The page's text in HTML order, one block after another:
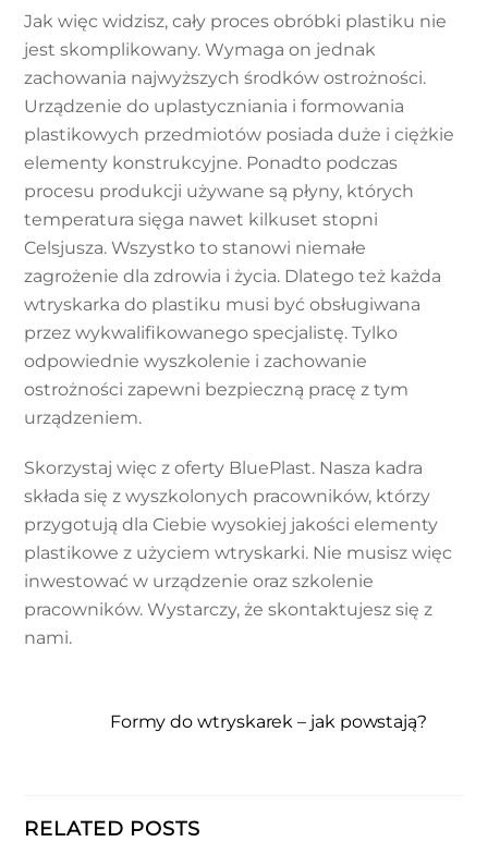
Jak więc widzisz, cały proces obróbki plastiku nie
jest skomplikowany. Wymaga on jednak
zachowania najwyższych środków ostrożności.
Urządzenie do uplastyczniania i formowania
plastikowych przedmiotów posiada duże i ciężkie
elementy konstrukcyjne. Ponadto podczas
procesu produkcji używane są płyny, których
temperatura sięga nawet kilkuset stopni
Celsjusza. Wszystko to stanowi niemałe
zagrożenie dla zdrowia i życia. Dlatego też każda
wtryskarka do plastiku musi być obsługiwana
przez wykwalifikowanego specjalistę. Tylko
odpowiednie wyszkolenie i zachowanie
ostrożności zapewni bezpieczną pracę z tym
urządzeniem.
Skorzystaj więc z oferty BluePlast. Nasza kadra
składa się z wyszkolonych pracowników, którzy
przygotują dla Ciebie wysokiej jakości elementy
plastikowe z użyciem wtryskarki. Nie musisz więc
inwestować w urządzenie oraz szkolenie
pracowników. Wystarczy, że skontaktujesz się z
nami.
Formy do wtryskarek – jak powstają?
RELATED POSTS